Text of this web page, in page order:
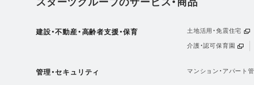
建設・不動産・高齢者支援・保育 土地活用・免震住宅
介護・認可保育園
管理・セキュリティ マンション・アパート